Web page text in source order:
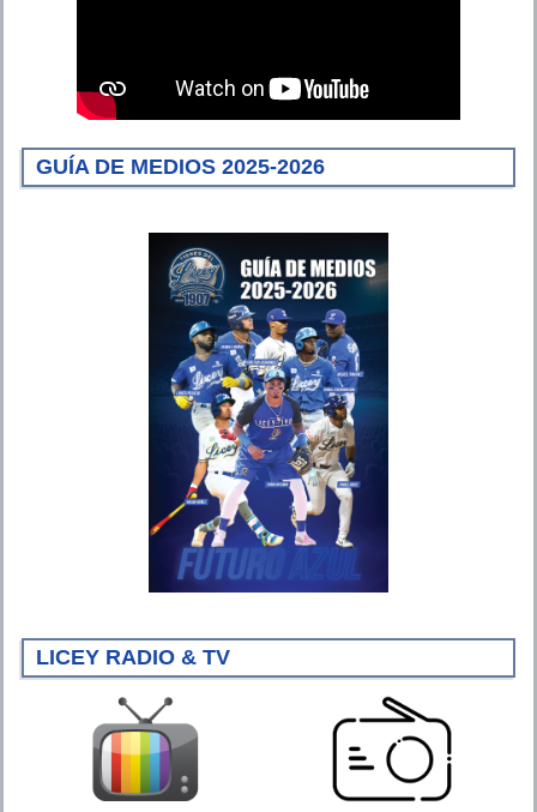
GUÍA DE MEDIOS 2025-2026
LICEY RADIO & TV